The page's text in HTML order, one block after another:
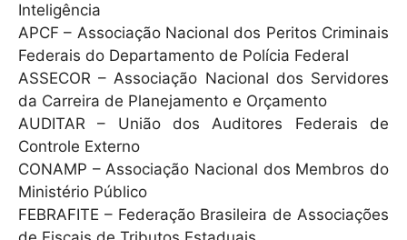
Inteligência
APCF – Associação Nacional dos Peritos Criminais
Federais do Departamento de Polícia Federal
ASSECOR – Associação Nacional dos Servidores
da Carreira de Planejamento e Orçamento
AUDITAR – União dos Auditores Federais de
Controle Externo
CONAMP – Associação Nacional dos Membros do
Ministério Público
FEBRAFITE – Federação Brasileira de Associações